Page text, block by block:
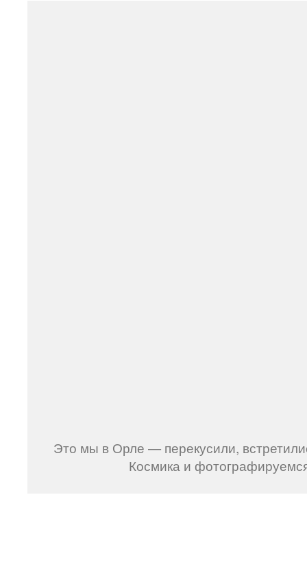
Это мы в Орле — перекусили,
Космика и